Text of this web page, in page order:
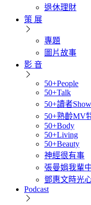
退休理財
策 展
專題
圖片故事
影 音
50+People
50+Talk
50+讀者Show
50+熟齡MV
50+Body
50+Living
50+Beauty
神經很有事
張曼娟我輩
鄧惠文時光
Podcast